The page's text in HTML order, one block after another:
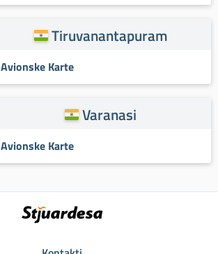
Tiruvanantapuram
Avionske Karte
Varanasi
Avionske Karte